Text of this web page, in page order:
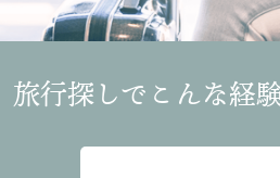
旅行探しでこんな経